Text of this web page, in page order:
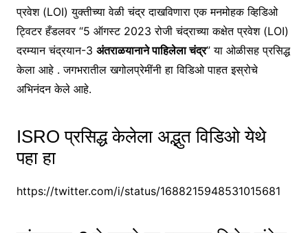
प्रवेश (LOI) युक्तीच्या वेळी चंद्र दाखविणारा एक मनमोहक व्हिडिओ
ट्विटर हँडलवर “5 ऑगस्ट 2023 रोजी चंद्राच्या कक्षेत प्रवेश (LOI)
दरम्यान चंद्रयान-3 अंतराळयानाने पाहिलेला चंद्र” या ओळीसह प्रसिद्ध
केला आहे . जगभरातील खगोलप्रेमींनी हा विडिओ पाहत इस्रोचे
अभिनंदन केले आहे.
ISRO प्रसिद्ध केलेला अद्भुत विडिओ येथे
पहा हा
https://twitter.com/i/status/1688215948531015681